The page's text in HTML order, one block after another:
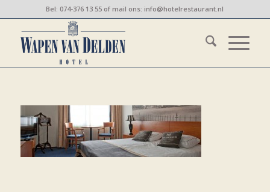
Bel: 074-376 13 55 of mail ons:info@hotelrestaurant.nl